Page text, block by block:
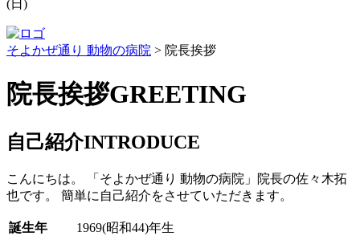
(日)
そよかぜ通り 動物の病院 > 院長挨拶
院長挨拶GREETING
自己紹介INTRODUCE
こんにちは。 「そよかぜ通り 動物の病院」院長の佐々木拓
也です。 簡単に自己紹介をさせていただきます。
誕生年
1969(昭和44)年生